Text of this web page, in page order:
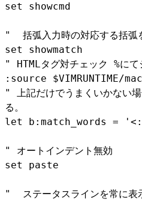
set showcmd
" 括弧入力時の対応する括弧
set showmatch
" HTMLタグ対チェック %に
:source $VIMRUNTIME/
" 上記だけでうまくいかない
る。
let b:match_words =
" オートインデント無効
set paste
" ステータスラインを常に表